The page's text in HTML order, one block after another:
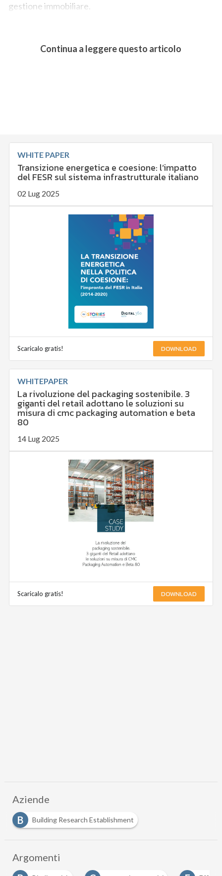
gestione immobiliare.
Continua a leggere questo articolo
WHITE PAPER
Transizione energetica e coesione: l’impatto
del FESR sul sistema infrastrutturale italiano
02 Lug 2025
Scaricalo gratis! DOWNLOAD
WHITEPAPER
La rivoluzione del packaging sostenibile. 3
giganti del retail adottano le soluzioni su
misura di cmc packaging automation e beta
80
14 Lug 2025
Scaricalo gratis! DOWNLOAD
Aziende
B
Building Research Establishment
Argomenti